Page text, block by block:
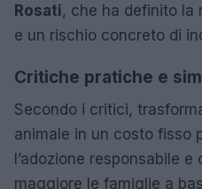
Rosati, che ha definito la
e un rischio concreto di
Critiche pratiche e
Secondo i critici,
animale in un costo fisso
l’adozione responsabile e
maggiore le famiglie a